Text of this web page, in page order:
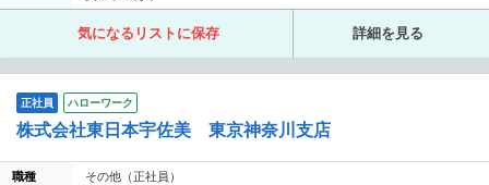
気になるリストに保存 詳細を見る
正社員 ハローワーク
株式会社東日本宇佐美 東京神奈川支店
職種 その他（正社員）